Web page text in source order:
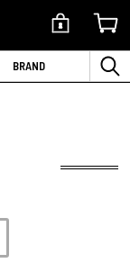
BRAND